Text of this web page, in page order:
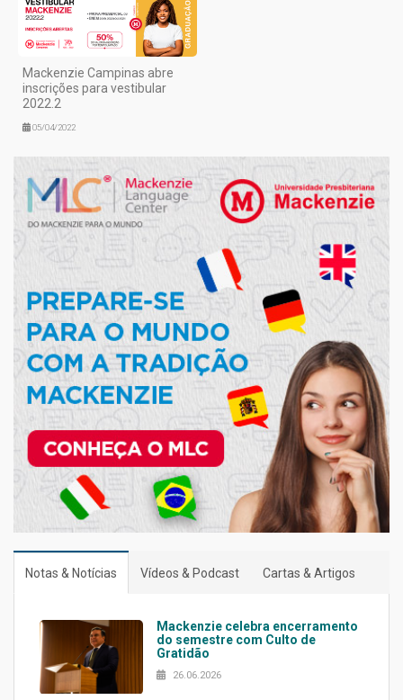
Mackenzie Campinas abre
inscrições para vestibular
2022.2
05/04/2022
Notas & Notícias Vídeos & Podcast Cartas & Artigos
Mackenzie celebra encerramento
do semestre com Culto de
Gratidão
26.06.2026